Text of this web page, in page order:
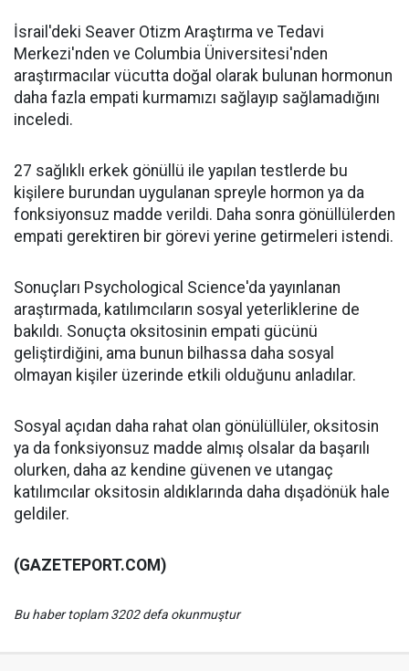
İsrail'deki Seaver Otizm Araştırma ve Tedavi
Merkezi'nden ve Columbia Üniversitesi'nden
araştırmacılar vücutta doğal olarak bulunan hormonun
daha fazla empati kurmamızı sağlayıp sağlamadığını
inceledi.
27 sağlıklı erkek gönüllü ile yapılan testlerde bu
kişilere burundan uygulanan spreyle hormon ya da
fonksiyonsuz madde verildi. Daha sonra gönüllülerden
empati gerektiren bir görevi yerine getirmeleri istendi.
Sonuçları Psychological Science'da yayınlanan
araştırmada, katılımcıların sosyal yeterliklerine de
bakıldı. Sonuçta oksitosinin empati gücünü
geliştirdiğini, ama bunun bilhassa daha sosyal
olmayan kişiler üzerinde etkili olduğunu anladılar.
Sosyal açıdan daha rahat olan gönülüllüler, oksitosin
ya da fonksiyonsuz madde almış olsalar da başarılı
olurken, daha az kendine güvenen ve utangaç
katılımcılar oksitosin aldıklarında daha dışadönük hale
geldiler.
(GAZETEPORT.COM)
Bu haber toplam 3202 defa okunmuştur